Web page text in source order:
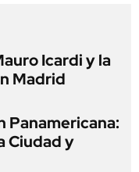
Icardi y la
Madrid
Panamericana:
Ciudad y